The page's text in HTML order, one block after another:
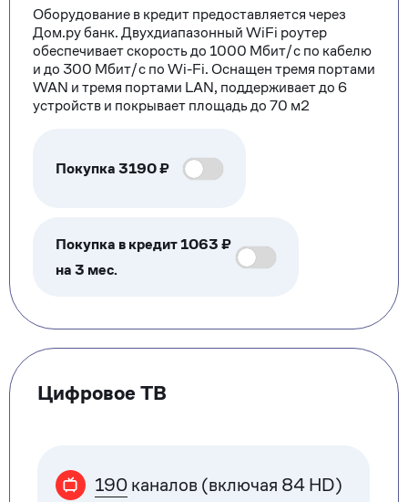
Оборудование в кредит предоставляется через
Дом.ру банк. Двухдиапазонный WiFi роутер
обеспечивает скорость до 1000 Мбит/с по кабелю
и до 300 Мбит/с по Wi-Fi. Оснащен тремя портами
WAN и тремя портами LAN, поддерживает до 6
устройств и покрывает площадь до 70 м2
Покупка3190₽
Покупка в кредит 1063 ₽
на 3 мес.
Цифровое ТВ
190 каналов (включая 84 HD)